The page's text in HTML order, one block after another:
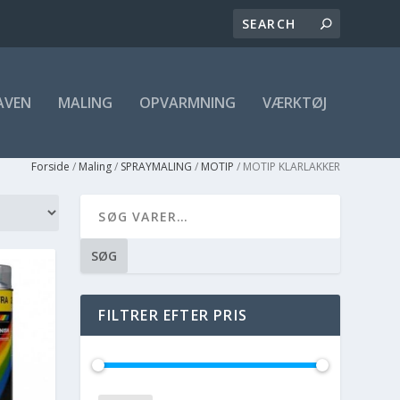
MALING OPVARMNING VÆRKTØJ
Forside / Maling/ SPRAYMALING / MOTIP / MOTIP KLARLAKKER
SØG
FILTRER EFTER PRIS